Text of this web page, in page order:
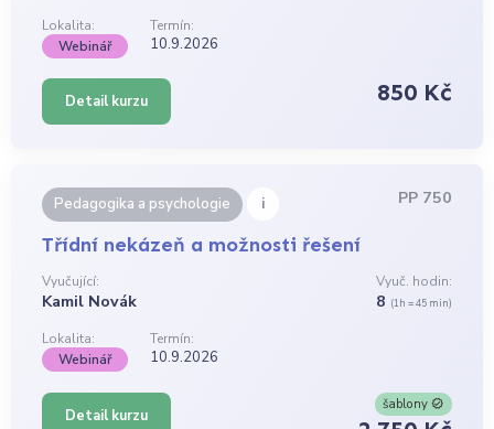
Lokalita:
Termín:
Webinář
10.9.2026
Detail kurzu 850 Kč
Pedagogika a psychologie i PP 750
Třídní nekázeň a možnosti řešení
Vyučující:
Kamil Novák
Vyuč. hodin:
8 (1h = 45 min)
Lokalita:
Termín:
Webinář
10.9.2026
Detail kurzu
šablony